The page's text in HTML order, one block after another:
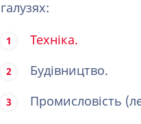
галузях:
Техніка.
Будівництво.
Промисловість